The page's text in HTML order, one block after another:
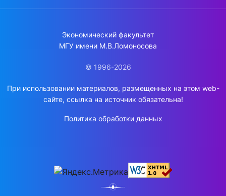
Экономический факультет
МГУ имени М.В.Ломоносова
© 1996-2026
При использовании материалов, размещенных на этом web-
сайте, ссылка на источник обязательна!
Политика обработки данных